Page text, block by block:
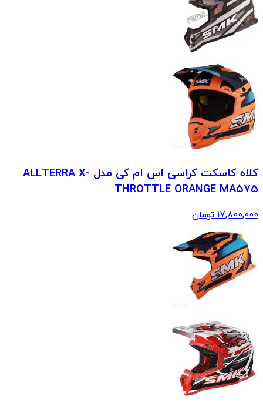
کلاه کاسکت کراسی اس ام کی مدل ALLTERRA X-
THROTTLE ORANGE MA575
17,800,000 تومان